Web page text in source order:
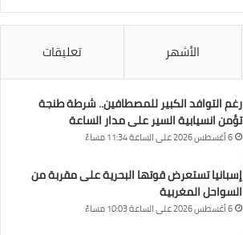
الأشهر تعليقات
رغم التوافد الكبير للمصطافين.. شرطة طنجة
تؤمن انسيابية السير على مدار الساعة
6 أغسطس 2026 على الساعة 11:34 مساءً
إسبانيا تستعرض قوتها البحرية على مقربة من
السواحل المغربية
6 أغسطس 2026 على الساعة 10:03 مساءً